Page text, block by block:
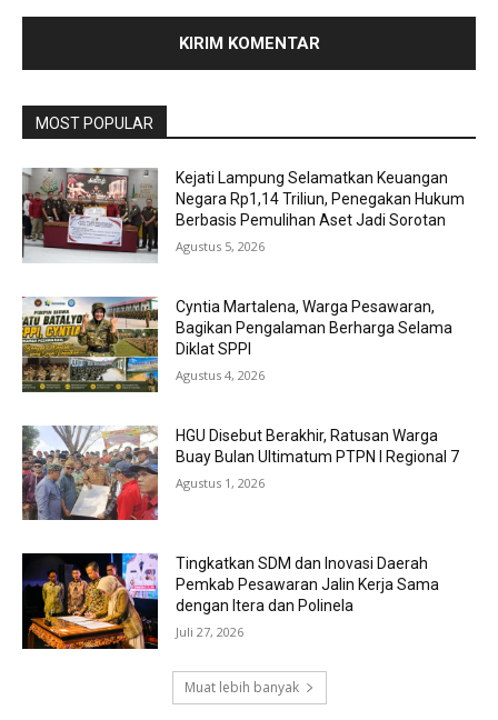
MOST POPULAR
Kejati Lampung Selamatkan Keuangan
Negara Rp1,14 Triliun, Penegakan Hukum
Berbasis Pemulihan Aset Jadi Sorotan
Agustus 5, 2026
Cyntia Martalena, Warga Pesawaran,
Bagikan Pengalaman Berharga Selama
Diklat SPPI
Agustus 4, 2026
HGU Disebut Berakhir, Ratusan Warga
Buay Bulan Ultimatum PTPN I Regional 7
Agustus 1, 2026
Tingkatkan SDM dan Inovasi Daerah
Pemkab Pesawaran Jalin Kerja Sama
dengan Itera dan Polinela
Juli 27, 2026
Muat lebih banyak